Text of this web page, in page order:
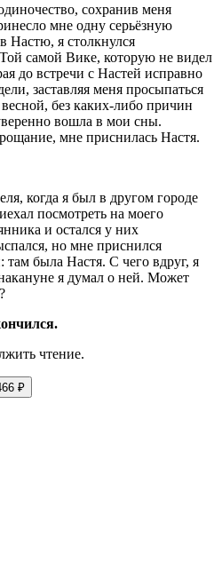
сохранив меня
мне одну серьёзную
Настю, я столкнулся
самой Вике, которую не видел
до встречи с Настей исправно
заставляя меня просыпаться
без каких-либо причин
вошла в мои сны.
мне приснилась Настя.
когда я был в другом городе
посмотреть на моего
и остался у них
но мне приснился
была Настя. С чего вдруг, я
я думал о ней. Может
чтение.
₽